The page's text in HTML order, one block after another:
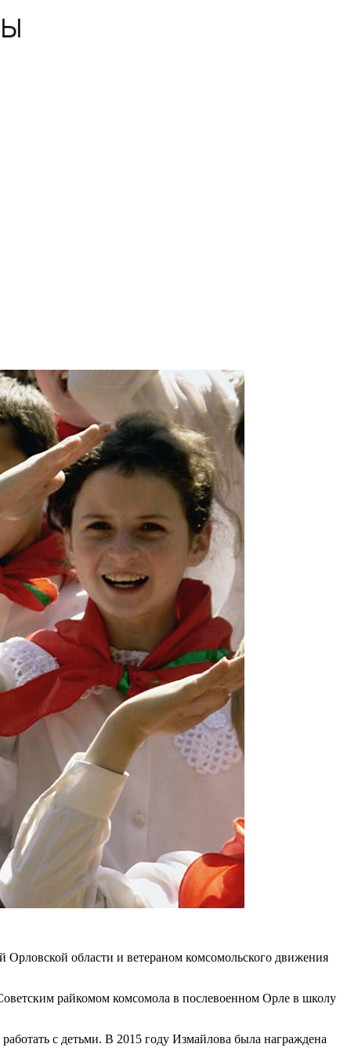
области и ветераном комсомольского движения
райкомом комсомола в послевоенном Орле в школу
с детьми. В 2015 году Измайлова была награждена